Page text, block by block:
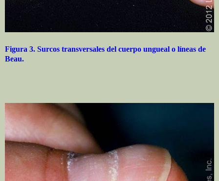
Figura 3. Surcos transversales del cuerpo ungueal o líneas de
Beau.